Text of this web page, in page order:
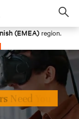
(EMEA) region.
STAY IN MY REGION